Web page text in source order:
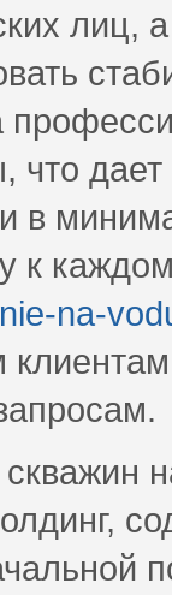
лиц,
что
в
к
na-